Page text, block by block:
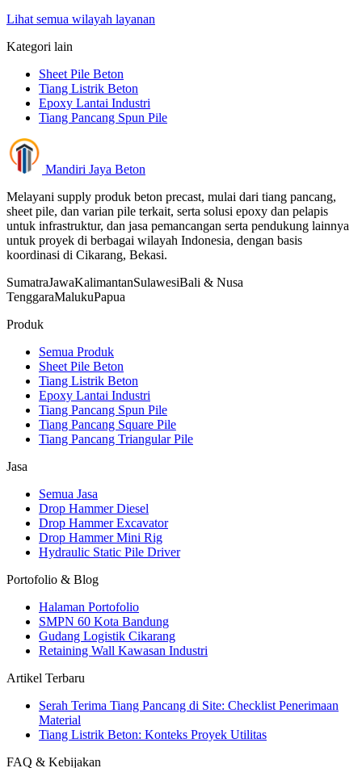
Lihat semua wilayah layanan
Kategori lain
Sheet Pile Beton
Tiang Listrik Beton
Epoxy Lantai Industri
Tiang Pancang Spun Pile
Mandiri Jaya Beton
Melayani supply produk beton precast, mulai dari tiang pancang,
sheet pile, dan varian pile terkait, serta solusi epoxy dan pelapis
untuk infrastruktur, dan jasa pemancangan serta pendukung lainnya
untuk proyek di berbagai wilayah Indonesia, dengan basis
koordinasi di Cikarang, Bekasi.
SumatraJawaKalimantanSulawesiBali & Nusa
TenggaraMalukuPapua
Produk
Semua Produk
Sheet Pile Beton
Tiang Listrik Beton
Epoxy Lantai Industri
Tiang Pancang Spun Pile
Tiang Pancang Square Pile
Tiang Pancang Triangular Pile
Jasa
Semua Jasa
Drop Hammer Diesel
Drop Hammer Excavator
Drop Hammer Mini Rig
Hydraulic Static Pile Driver
Portofolio & Blog
Halaman Portofolio
SMPN 60 Kota Bandung
Gudang Logistik Cikarang
Retaining Wall Kawasan Industri
Artikel Terbaru
Serah Terima Tiang Pancang di Site: Checklist Penerimaan
Material
Tiang Listrik Beton: Konteks Proyek Utilitas
FAQ & Kebijakan